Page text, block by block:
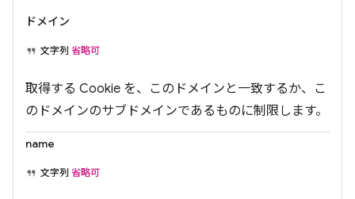
ドメイン
文字列 省略可
取得する Cookie を、このドメインと一致するか、こ
のドメインのサブドメインであるものに制限します。
name
文字列 省略可